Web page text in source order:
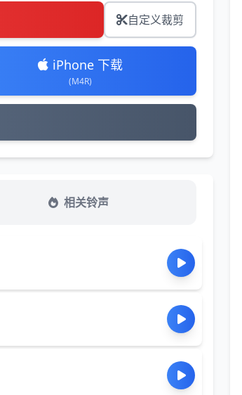
自定义裁剪
iPhone 下载
(M4R)
相关铃声